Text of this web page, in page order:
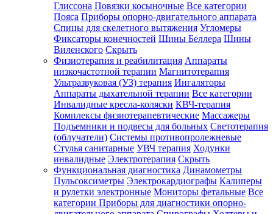
Глиссона Повязки косыночные Все категории
Пояса Приборы опорно-двигательного аппарата
Спицы для скелетного вытяжения Угломеры
Фиксаторы конечностей Шины Беллера Шины
Виленского Скрыть
Физиотерапия и реабилитация Аппараты
низкочастотной терапии Магнитотерапия
Ультразвуковая (УЗ) терапия Ингаляторы
Аппараты дыхательной терапии Все категории
Инвалидные кресла-коляски КВЧ-терапия
Комплексы физиотерапевтические Массажеры
Подъемники и подвесы для больных Светотерапия
(облучатели) Системы противопролежневые
Стулья санитарные УВЧ терапия Ходунки
инвалидные Электротерапия Скрыть
Функциональная диагностика Динамометры
Пульсоксиметры Электрокардиографы Калиперы
и рулетки электронные Мониторы фетальные Все
категории Приборы для диагностики опорно-